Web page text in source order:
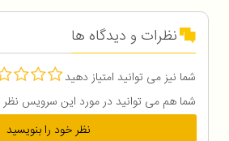
نظرات و دیدگاه ها
شما نیز می توانید امتیاز دهید
شما هم می توانید در مورد این سرویس
نظر خود را بنویسید